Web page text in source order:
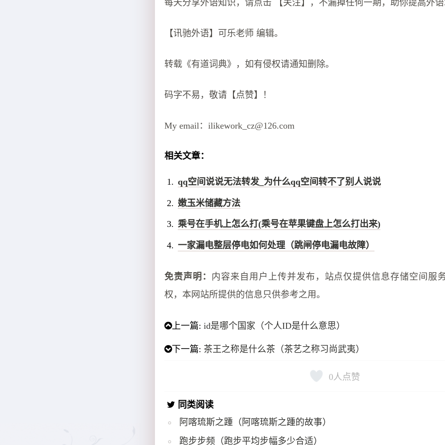
每天分享外语知识，请点击 【关注】，不漏掉任何一期，助你提高外
【讯驰外语】可乐老师 编辑。
转载《有道词典》，如有侵权请通知删除。
码字不易，敬请【点赞】！
My email：ilikework_cz@126.com
相关文章：
qq空间说说无法转发_为什么qq空间转不了别人说说
嫩玉米储藏方法
乘号在手机上怎么打(乘号在苹果键盘上怎么打出来)
一家漏电整层停电如何处理（跳闸停电漏电故障）
免责声明： 内容来自用户上传并发布，站点仅提供信息存储空间服
权，本网站所提供的信息只供参考之用。
上一篇:id是哪个国家（个人ID是什么意思）
下一篇: 茶王之称是什么茶（茶艺之称习尚武夷）
0人点赞
同类阅读
阿喀琉斯之踵（阿喀琉斯之踵的故事）
跑步步频（跑步平均步幅多少合适）